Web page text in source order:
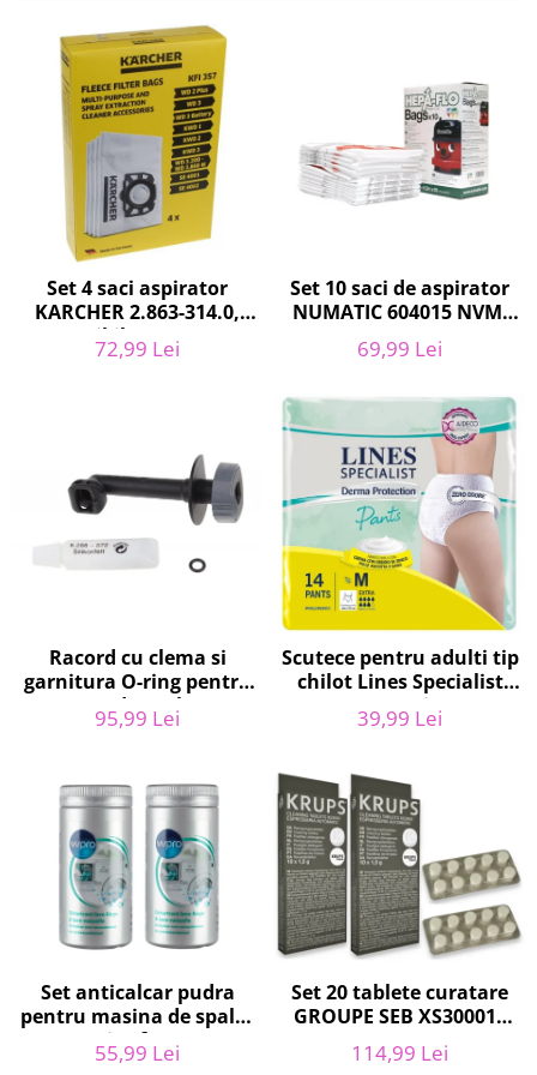
Decoratiuni
Gradinarit
Hobby-uri creative
Iluminat & Electrice
Jaluzele
Kit-uri automatizari porti si usi
Mobila dormitor
Mobila gradina & terasa
Mobila Living & Dining
Organizare si depozitare
Silicon, spume si solutii tehnice
Sisteme Incalzire
Textile si covoare
Uscatoare rufe
Accesorii tablete
Laptopuri si Accesorii
Telefoane Mobile & accesorii
Electrocasnice & Climatizare
Accesorii si piese masini spalat
rufe si uscatoare
Accesorii si piese masini spalat
Aparate Frigorifice
Aragaze si cuptoare cu microunde
Climatizare & sisteme de incalzire
Electrocasnice pentru Bucatarie
Set 4 saci aspirator
KARCHER 2.863-314.0,
compatibil cu WD, KWD,
SE
72,99 Lei
Set 10 saci de aspirator
NUMATIC 604015 NVM-
1CH, 9L
69,99 Lei
Racord cu clema si
garnitura O-ring pentru
aparat de spalat cu
presiune, KARCHER
95,99 Lei
Scutece pentru adulti tip
chilot Lines Specialist
Derma Protection Extra,
7 picaturi, marimea M,
39,99 Lei
Set anticalcar pudra
pentru masina de spalat
vase si rufe, WPRO
484000008416, 2 x 250g
55,99 Lei
Set 20 tablete curatare
GROUPE SEB XS300010
pentru espressoare
Krups (2x10 tablete)
114,99 Lei